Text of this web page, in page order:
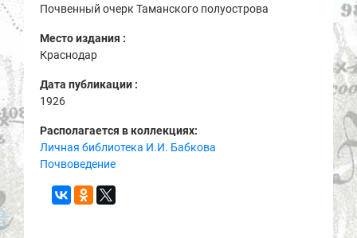
Почвенный очерк Таманского полуострова
Место издания :
Краснодар
Дата публикации :
1926
Располагается в коллекциях:
Личная библиотека И.И. Бабкова
Почвоведение